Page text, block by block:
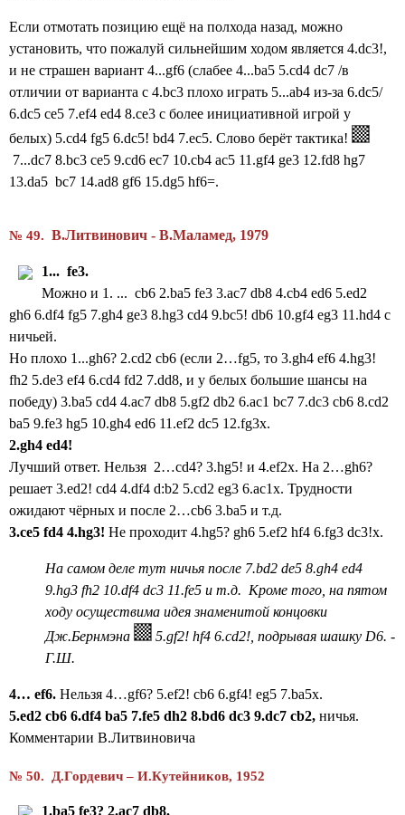
Если отмотать позицию ещё на полхода назад, можно
установить, что пожалуй сильнейшим ходом является 4.dc3!,
и не страшен вариант 4...gf6 (слабее 4...ba5 5.cd4 dc7 /в
отличии от варианта с 4.bc3 плохо играть 5...ab4 из-за 6.dc5/
6.dc5 ce5 7.ef4 ed4 8.ce3 с более инициативной игрой у
белых) 5.cd4 fg5 6.dc5! bd4 7.ec5. Слово берёт тактика!
7...dc7 8.bc3 ce5 9.cd6 ec7 10.cb4 ac5 11.gf4 ge3 12.fd8 hg7
13.da5 bc7 14.ad8 gf6 15.dg5 hf6=.
№ 49. В.Литвинович - В.Маламед, 1979
1... fe3.
Можно и 1. ... cb6 2.ba5 fe3 3.ac7 db8 4.cb4 ed6 5.ed2
gh6 6.df4 fg5 7.gh4 ge3 8.hg3 cd4 9.bc5! db6 10.gf4 eg3 11.hd4 с
ничьей.
Но плохо 1...gh6? 2.cd2 cb6 (если 2…fg5, то 3.gh4 ef6 4.hg3!
fh2 5.de3 ef4 6.cd4 fd2 7.dd8, и у белых большие шансы на
победу) 3.ba5 cd4 4.ac7 db8 5.gf2 db2 6.ac1 bc7 7.dc3 cb6 8.cd2
ba5 9.fe3 hg5 10.gh4 ed6 11.ef2 dc5 12.fg3x.
2.gh4 ed4!
Лучший ответ. Нельзя 2…cd4? 3.hg5! и 4.ef2x. На 2…gh6?
решает 3.ed2! cd4 4.df4 d:b2 5.cd2 eg3 6.ac1x. Трудности
ожидают чёрных и после 2…cb6 3.ba5 и т.д.
3.ce5 fd4 4.hg3! Не проходит 4.hg5? gh6 5.ef2 hf4 6.fg3 dc3!x.
На самом деле тут ничья после 7.bd2 de5 8.gh4 ed4
9.hg3 fh2 10.df4 dc3 11.fe5 и т.д. Кроме того, на пятом
ходу осуществима идея знаменитой концовки
Дж.Бернмэна
5.gf2! hf4 6.cd2!, подрывая шашку D6. -
Г.Ш.
4… ef6. Нельзя 4…gf6? 5.ef2! cb6 6.gf4! eg5 7.ba5x.
5.ed2 cb6 6.df4 ba5 7.fe5 dh2 8.bd6 dc3 9.dc7 cb2, ничья.
Комментарии В.Литвиновича
№ 50. Д.Гордевич – И.Кутейников, 1952
1.ba5 fe3? 2.ac7 db8.